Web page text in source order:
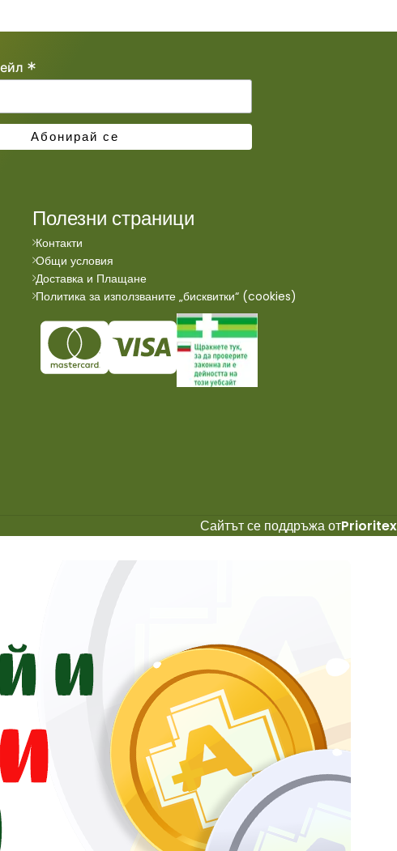
*
Полезни страници
Контакти
Общи условия
Доставка и Плащане
Политика за използваните „бисквитки“ (cookies)
Сайтът се поддръжа отPrioritex